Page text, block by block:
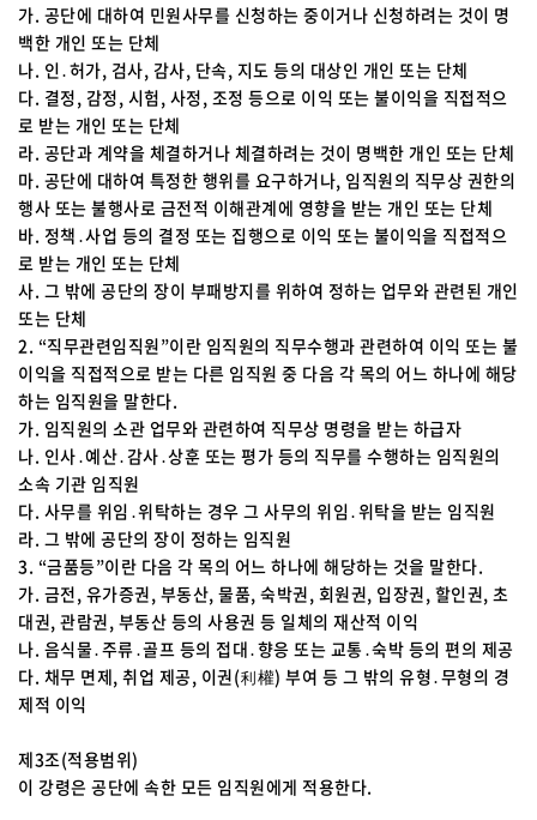
가. 공단에 대하여 민원사무를 신청하는 중이거나 신청하려는 것이 명
백한 개인 또는 단체
나. 인․허가, 검사, 감사, 단속, 지도 등의 대상인 개인 또는 단체
다. 결정, 감정, 시험, 사정, 조정 등으로 이익 또는 불이익을 직접적으
로 받는 개인 또는 단체
라. 공단과 계약을 체결하거나 체결하려는 것이 명백한 개인 또는 단체
마. 공단에 대하여 특정한 행위를 요구하거나, 임직원의 직무상 권한의
행사 또는 불행사로 금전적 이해관계에 영향을 받는 개인 또는 단체
바. 정책․사업 등의 결정 또는 집행으로 이익 또는 불이익을 직접적으
로 받는 개인 또는 단체
사. 그 밖에 공단의 장이 부패방지를 위하여 정하는 업무와 관련된 개인
또는 단체
2. “직무관련임직원”이란 임직원의 직무수행과 관련하여 이익 또는 불
이익을 직접적으로 받는 다른 임직원 중 다음 각 목의 어느 하나에 해당
하는 임직원을 말한다.
가. 임직원의 소관 업무와 관련하여 직무상 명령을 받는 하급자
나. 인사․예산․감사․상훈 또는 평가 등의 직무를 수행하는 임직원의
소속 기관 임직원
다. 사무를 위임․위탁하는 경우 그 사무의 위임․위탁을 받는 임직원
라. 그 밖에 공단의 장이 정하는 임직원
3. “금품등”이란 다음 각 목의 어느 하나에 해당하는 것을 말한다.
가. 금전, 유가증권, 부동산, 물품, 숙박권, 회원권, 입장권, 할인권, 초
대권, 관람권, 부동산 등의 사용권 등 일체의 재산적 이익
나. 음식물․주류․골프 등의 접대․향응 또는 교통․숙박 등의 편의 제공
다. 채무 면제, 취업 제공, 이권(利權) 부여 등 그 밖의 유형․무형의 경
제적 이익
제3조(적용범위)
이 강령은 공단에 속한 모든 임직원에게 적용한다.